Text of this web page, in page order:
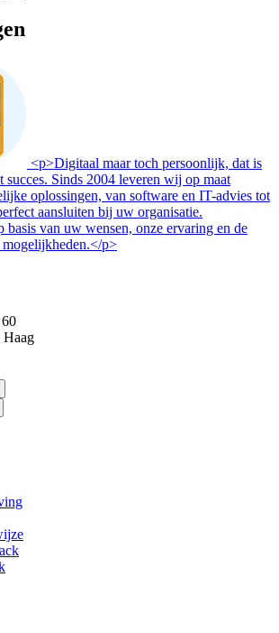
<p>Digitaal maar toch persoonlijk, dat is
succes. Sinds 2004 leveren wij op maat
oplossingen, van software en IT-advies tot
aansluiten bij uw organisatie.
van uw wensen, onze ervaring en de
mogelijkheden.</p>
60
Haag